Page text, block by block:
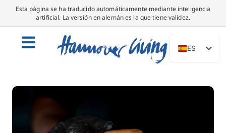
Esta página se ha traducido automáticamente mediante inteligencia
artificial. La versión en alemán es la que tiene validez.
ES
DE